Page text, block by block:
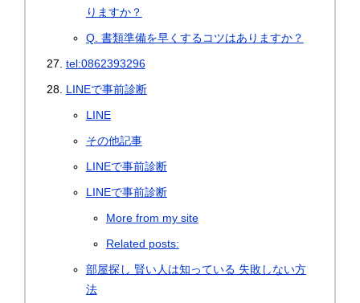
りますか？
Q. 書類準備を早くするコツはありますか？
tel:0862393296
LINEで事前診断
LINE
その他記事
LINEで事前診断
LINEで事前診断
More from my site
Related posts:
部屋探し 賢い人は知っている 失敗しない方
法